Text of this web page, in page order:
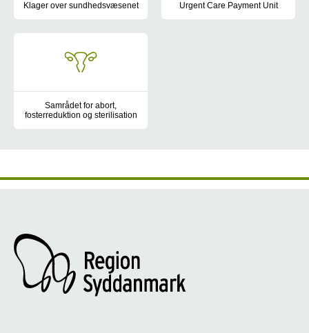
Klager over sundhedsvæsenet Urgent Care Payment Unit
Samrådet for abort,
fosterreduktion og sterilisation